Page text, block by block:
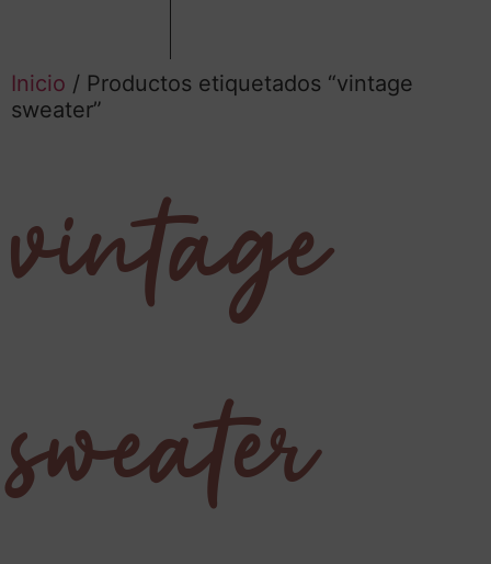
Inicio / Productos etiquetados “vintage
sweater”
vintage
sweater